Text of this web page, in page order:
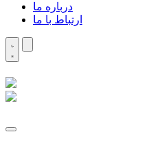
درباره ما
ارتباط با ما